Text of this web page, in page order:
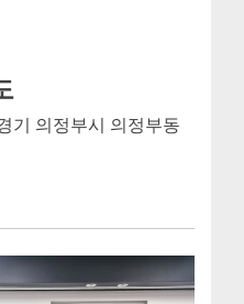
기 의정부시 의정부동